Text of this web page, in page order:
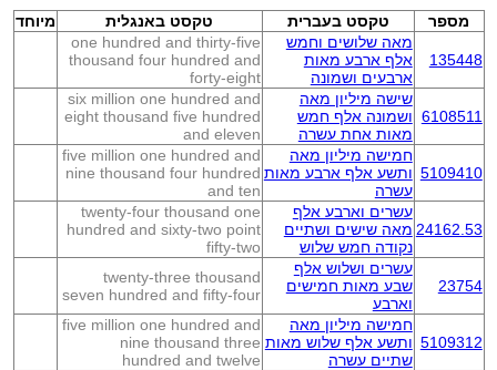
מספר טקסט בעברית טקסט באנגלית מיוחד
135448
מאה שלושים וחמש
אלף ארבע מאות
ארבעים ושמונה
one hundred and thirty-five
thousand four hundred and
forty-eight
6108511
שישה מיליון מאה
ושמונה אלף חמש
מאות אחת עשרה
six million one hundred and
eight thousand five hundred
and eleven
5109410
חמישה מיליון מאה
ותשע אלף ארבע מאות
עשרה
five million one hundred and
nine thousand four hundred
and ten
24162.53
עשרים וארבע אלף
מאה שישים ושתיים
נקודה חמש שלוש
twenty-four thousand one
hundred and sixty-two point
fifty-two
23754
עשרים ושלוש אלף
שבע מאות חמישים
וארבע
twenty-three thousand
seven hundred and fifty-four
5109312
חמישה מיליון מאה
ותשע אלף שלוש מאות
שתיים עשרה
five million one hundred and
nine thousand three
hundred and twelve